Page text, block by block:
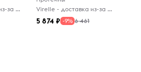
Virelle - доставка из-за рубежа
Virelle - доставка из-за рубежа
5 874 -9% 6 461